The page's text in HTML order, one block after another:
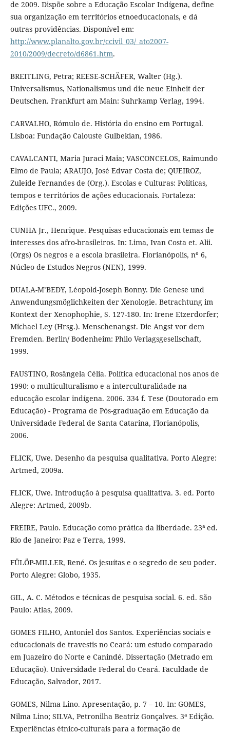
de 2009. Dispõe sobre a Educação Escolar Indígena, define
sua organização em territórios etnoeducacionais, e dá
outras providências. Disponível em:
http://www.planalto.gov.br/ccivil_03/_ato2007-
2010/2009/decreto/d6861.htm.
BREITLING, Petra; REESE-SCHÄFER, Walter (Hg.).
Universalismus, Nationalismus und die neue Einheit der
Deutschen. Frankfurt am Main: Suhrkamp Verlag, 1994.
CARVALHO, Rómulo de. História do ensino em Portugal.
Lisboa: Fundação Calouste Gulbekian, 1986.
CAVALCANTI, Maria Juraci Maia; VASCONCELOS, Raimundo
Elmo de Paula; ARAUJO, José Edvar Costa de; QUEIROZ,
Zuleide Fernandes de (Org.). Escolas e Culturas: Políticas,
tempos e territórios de ações educacionais. Fortaleza:
Edições UFC., 2009.
CUNHA Jr., Henrique. Pesquisas educacionais em temas de
interesses dos afro-brasileiros. In: Lima, Ivan Costa et. Alii.
(Orgs) Os negros e a escola brasileira. Florianópolis, nº 6,
Núcleo de Estudos Negros (NEN), 1999.
DUALA-M’BEDY, Léopold-Joseph Bonny. Die Genese und
Anwendungsmöglichkeiten der Xenologie. Betrachtung im
Kontext der Xenophophie, S. 127-180. In: Irene Etzerdorfer;
Michael Ley (Hrsg.). Menschenangst. Die Angst vor dem
Fremden. Berlin/ Bodenheim: Philo Verlagsgesellschaft,
1999.
FAUSTINO, Rosângela Célia. Política educacional nos anos de
1990: o multiculturalismo e a interculturalidade na
educação escolar indígena. 2006. 334 f. Tese (Doutorado em
Educação) - Programa de Pós-graduação em Educação da
Universidade Federal de Santa Catarina, Florianópolis,
2006.
FLICK, Uwe. Desenho da pesquisa qualitativa. Porto Alegre:
Artmed, 2009a.
FLICK, Uwe. Introdução à pesquisa qualitativa. 3. ed. Porto
Alegre: Artmed, 2009b.
FREIRE, Paulo. Educação como prática da liberdade. 23ª ed.
Rio de Janeiro: Paz e Terra, 1999.
FÜLÖP-MILLER, René. Os jesuítas e o segredo de seu poder.
Porto Alegre: Globo, 1935.
GIL, A. C. Métodos e técnicas de pesquisa social. 6. ed. São
Paulo: Atlas, 2009.
GOMES FILHO, Antoniel dos Santos. Experiências sociais e
educacionais de travestis no Ceará: um estudo comparado
em Juazeiro do Norte e Canindé. Dissertação (Metrado em
Educação). Universidade Federal do Ceará. Faculdade de
Educação, Salvador, 2017.
GOMES, Nilma Lino. Apresentação, p. 7 – 10. In: GOMES,
Nilma Lino; SILVA, Petronilha Beatriz Gonçalves. 3ª Edição.
Experiências étnico-culturais para a formação de